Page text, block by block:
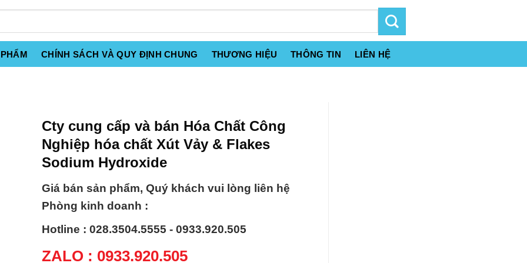
CHÍNH SÁCH VÀ QUY ĐỊNH CHUNG THƯƠNG HIỆU THÔNG TIN LIÊN HỆ
Cty cung cấp và bán Hóa Chất Công
Nghiệp hóa chất Xút Vảy & Flakes
Sodium Hydroxide
Giá bán sản phẩm, Quý khách vui lòng liên hệ
Phòng kinh doanh :
Hotline : 028.3504.5555 - 0933.920.505
ZALO : 0933.920.505